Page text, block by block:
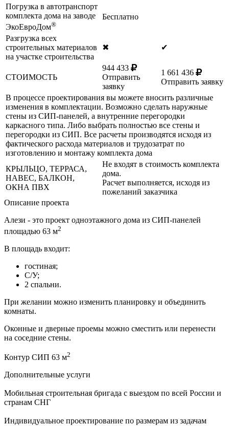
Погрузка в автотранспорт
комплекта дома на заводе
ЭкоЕвроДом®
Бесплатно
Разгрузка всех
строительных материалов
на участке строительства
✖ ✔
СТОИМОСТЬ
944 433
Отправить
заявку
1 661 436
Отправить заявку
В процессе проектирования вы можете вносить различные
изменения в комплектации. Возможно сделать наружные
стены из СИП-панелей, а внутренние перегородки
каркасного типа. Либо выбрать полностью все стены и
перегородки из СИП. Все расчеты производятся исходя из
фактического расхода материалов и трудозатрат по
изготовлению и монтажу комплекта дома
КРЫЛЬЦО, ТЕРРАСА,
НАВЕС, БАЛКОН,
ОКНА ПВХ
Не входят в стоимость комплекта
дома.
Расчет выполняется, исходя из
пожеланий заказчика
Описание проекта
Алези - это проект одноэтажного дома из СИП-панелей
площадью 63 м2
В площадь входит:
гостиная;
С/У;
2 спальни.
При желании можно изменить планировку и объединить
комнаты.
Оконные и дверные проемы можно сместить или перенести
на соседние стены.
Контур СИП 63 м2
Дополнительные услуги
Мобильная строительная бригада с выездом по всей России и
странам СНГ
Индивидуальное проектирование по размерам из задачам